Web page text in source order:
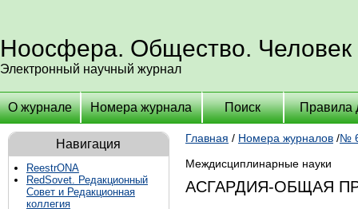
Ноосфера. Общество. Человек
Электронный научный журнал
О журнале Номера журнала Поиск Правила
Навигация
ReestrONA
RedSovet. Редакционный
Совет и Редакционная
коллегия
Главная / Номера журналов /№
Междисциплинарные науки
АСГАРДИЯ-ОБЩАЯ